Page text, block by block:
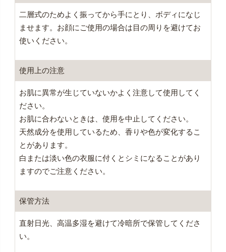
二層式のためよく振ってから手にとり、ボディになじ
ませます。お顔にご使用の場合は目の周りを避けてお
使いください。
使用上の注意
お肌に異常が生じていないかよく注意して使用してく
ださい。
お肌に合わないときは、使用を中止してください。
天然成分を使用しているため、香りや色が変化するこ
とがあります。
白または淡い色の衣服に付くとシミになることがあり
ますのでご注意ください。
保管方法
直射日光、高温多湿を避けて冷暗所で保管してくださ
い。